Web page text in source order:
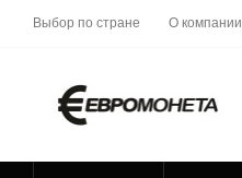
Выбор по стране О компании